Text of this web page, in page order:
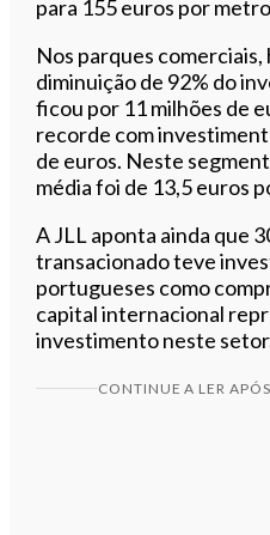
para 155 euros por
Nos parques comerciais,
diminuição de 92% do
ficou por 11 milhões de
recorde com
de euros. Neste
média foi de 13,5 euros
A JLL aponta ainda que
transacionado teve
portugueses como
capital internacional
investimento neste
CONTINUE A LER